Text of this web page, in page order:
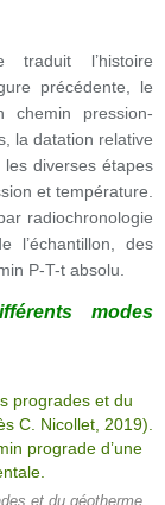
traduit l’histoire
précédente, le
pression-
la datation relative
diverses étapes
et température.
radiochronologie
l’échantillon, des
P-T-t absolu.
modes
et du géotherme